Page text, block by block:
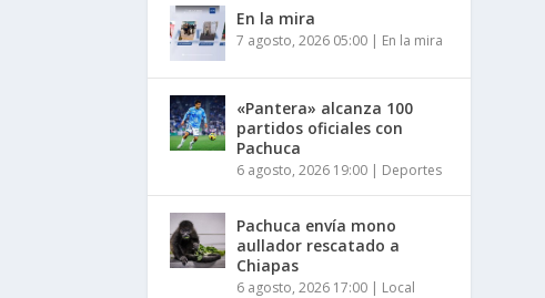
En la mira
7 agosto, 2026 05:00 | En la mira
«Pantera» alcanza 100
partidos oficiales con
Pachuca
6 agosto, 2026 19:00 | Deportes
Pachuca envía mono
aullador rescatado a
Chiapas
6 agosto, 2026 17:00 | Local